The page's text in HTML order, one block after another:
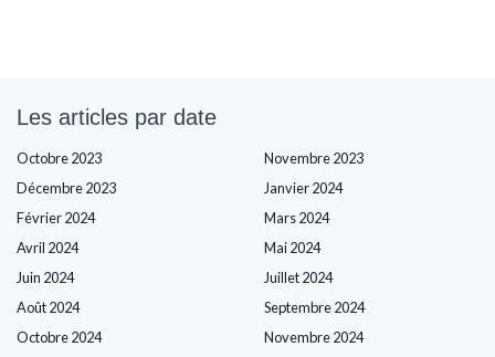
Les articles par date
Octobre 2023
Novembre 2023
Décembre 2023
Janvier 2024
Février 2024
Mars 2024
Avril 2024
Mai 2024
Juin 2024
Juillet 2024
Août 2024
Septembre 2024
Octobre 2024
Novembre 2024